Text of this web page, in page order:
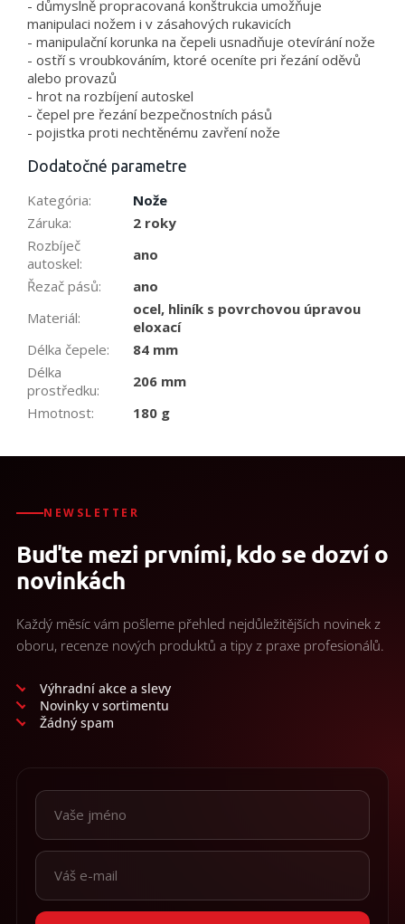
- důmyslně propracovaná konštrukcia umožňuje
manipulaci nožem i v zásahových rukavicích
- manipulační korunka na čepeli usnadňuje otevírání nože
- ostří s vroubkováním, ktoré oceníte pri řezání oděvů
alebo provazů
- hrot na rozbíjení autoskel
- čepel pre řezání bezpečnostních pásů
- pojistka proti nechtěnému zavření nože
Dodatočné parametre
Kategória:
Nože
Záruka:
2 roky
Rozbíječ
autoskel:
ano
Řezač pásů:
ano
Materiál:
ocel, hliník s povrchovou úpravou
eloxací
Délka čepele:
84 mm
Délka
prostředku:
206 mm
Hmotnost: 180 g
NEWSLETTER
Buďte mezi prvními, kdo se dozví o
novinkách
Každý měsíc vám pošleme přehled nejdůležitějších novinek z
oboru, recenze nových produktů a tipy z praxe profesionálů.
Výhradní akce a slevy
Novinky v sortimentu
Žádný spam